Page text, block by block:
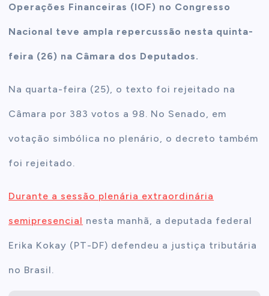
Operações Financeiras (IOF) no Congresso
Nacional teve ampla repercussão nesta quinta-
feira (26) na Câmara dos Deputados.
Na quarta-feira (25), o texto foi rejeitado na
Câmara por 383 votos a 98. No Senado, em
votação simbólica no plenário, o decreto também
foi rejeitado.
Durante a sessão plenária extraordinária
semipresencial nesta manhã, a deputada federal
Erika Kokay (PT-DF) defendeu a justiça tributária
no Brasil.